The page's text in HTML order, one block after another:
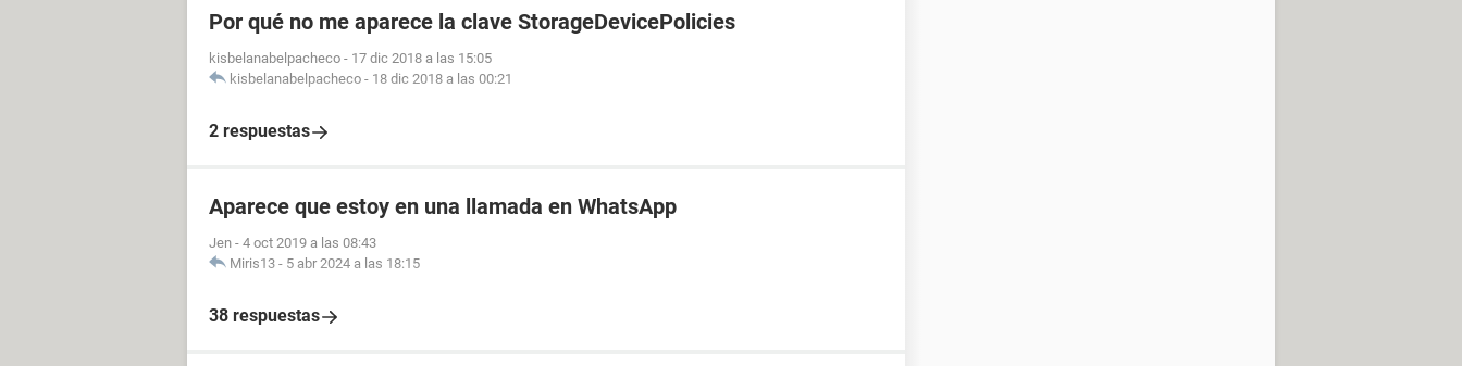
Por qué no me aparece la clave StorageDevicePolicies
kisbelanabelpacheco - 17 dic 2018 a las 15:05
kisbelanabelpacheco - 18 dic 2018 a las 00:21
2 respuestas
Aparece que estoy en una llamada en WhatsApp
Jen - 4 oct 2019 a las 08:43
Miris13 - 5 abr 2024 a las 18:15
38 respuestas